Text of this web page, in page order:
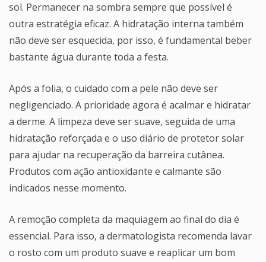
sol. Permanecer na sombra sempre que possível é
outra estratégia eficaz. A hidratação interna também
não deve ser esquecida, por isso, é fundamental beber
bastante água durante toda a festa.
Após a folia, o cuidado com a pele não deve ser
negligenciado. A prioridade agora é acalmar e hidratar
a derme. A limpeza deve ser suave, seguida de uma
hidratação reforçada e o uso diário de protetor solar
para ajudar na recuperação da barreira cutânea.
Produtos com ação antioxidante e calmante são
indicados nesse momento.
A remoção completa da maquiagem ao final do dia é
essencial. Para isso, a dermatologista recomenda lavar
o rosto com um produto suave e reaplicar um bom